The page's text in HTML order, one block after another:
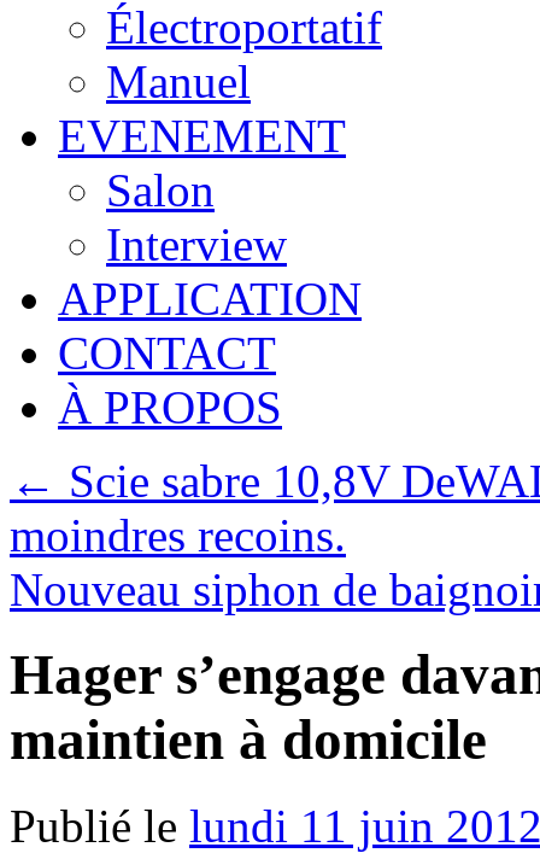
Électroportatif
Manuel
EVENEMENT
Salon
Interview
APPLICATION
CONTACT
À PROPOS
← Scie sabre 10,8V
moindres recoins.
Nouveau siphon de
Hager s’engage
maintien à domicile
Publié le lundi 11 juin